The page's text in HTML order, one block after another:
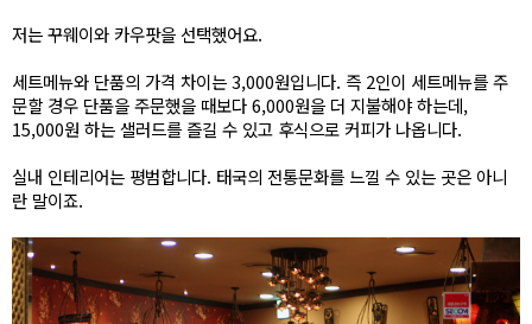
저는 꾸웨이와 카우팟을 선택했어요.
세트메뉴와 단품의 가격 차이는 3,000원입니다. 즉 2인이 세트메뉴를 주
문할 경우 단품을 주문했을 때보다 6,000원을 더 지불해야 하는데,
15,000원 하는 샐러드를 즐길 수 있고 후식으로 커피가 나옵니다.
실내 인테리어는 평범합니다. 태국의 전통문화를 느낄 수 있는 곳은 아니
란 말이죠.